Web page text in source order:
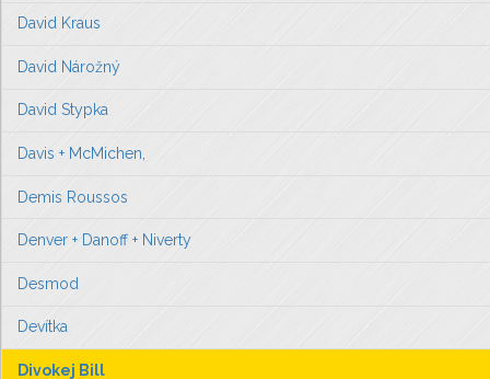
David Kraus
David Nárožný
David Stypka
Davis + McMichen,
Demis Roussos
Denver + Danoff + Niverty
Desmod
Devítka
Divokej Bill